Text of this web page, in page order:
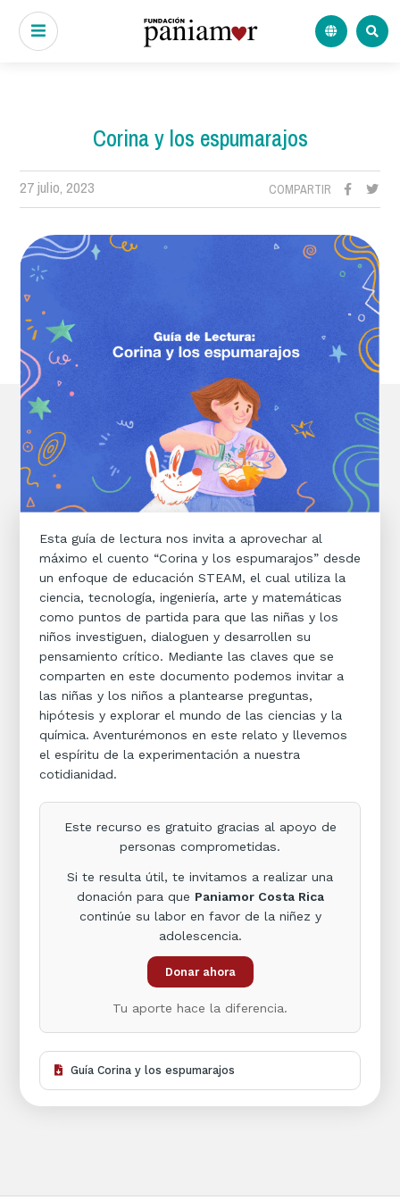
Corina y los espumarajos
27 julio, 2023 COMPARTIR
Esta guía de lectura nos invita a aprovechar al
máximo el cuento “Corina y los espumarajos” desde
un enfoque de educación STEAM, el cual utiliza la
ciencia, tecnología, ingeniería, arte y matemáticas
como puntos de partida para que las niñas y los
niños investiguen, dialoguen y desarrollen su
pensamiento crítico. Mediante las claves que se
comparten en este documento podemos invitar a
las niñas y los niños a plantearse preguntas,
hipótesis y explorar el mundo de las ciencias y la
química. Aventurémonos en este relato y llevemos
el espíritu de la experimentación a nuestra
cotidianidad.
Este recurso es gratuito gracias al apoyo de
personas comprometidas.
Si te resulta útil, te invitamos a realizar una
donación para que Paniamor Costa Rica
continúe su labor en favor de la niñez y
adolescencia.
Donar ahora
Tu aporte hace la diferencia.
Guía Corina y los espumarajos